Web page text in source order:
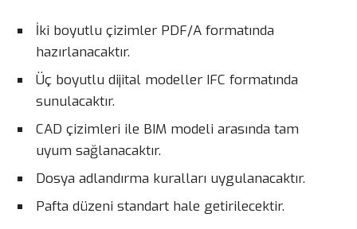
İki boyutlu çizimler PDF/A formatında
hazırlanacaktır.
Üç boyutlu dijital modeller IFC formatında
sunulacaktır.
CAD çizimleri ile BIM modeli arasında tam
uyum sağlanacaktır.
Dosya adlandırma kuralları uygulanacaktır.
Pafta düzeni standart hale getirilecektir.